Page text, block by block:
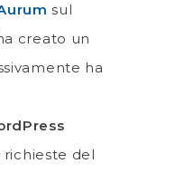
sul
creato un
ha
del